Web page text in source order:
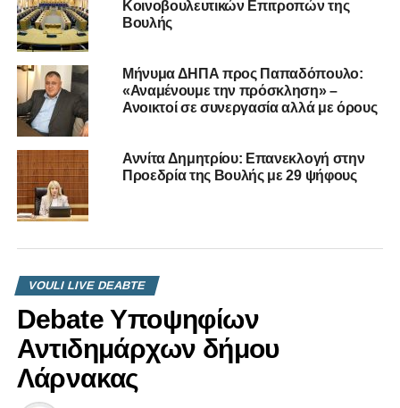
Παρελθόν, το Παρόν & η συνέχεια μας»
Κοινοβουλευτικών Επιτροπών της
Βουλής
Μήνυμα ΔΗΠΑ προς Παπαδόπουλο:
«Αναμένουμε την πρόσκληση» –
Ανοικτοί σε συνεργασία αλλά με όρους
Αννίτα Δημητρίου: Επανεκλογή στην
Προεδρία της Βουλής με 29 ψήφους
VOULI LIVE DEABTE
Debate Υποψηφίων
Αντιδημάρχων δήμου
Λάρνακας